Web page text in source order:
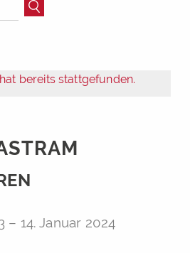
bereits stattgefunden.
– 14. Januar 2024